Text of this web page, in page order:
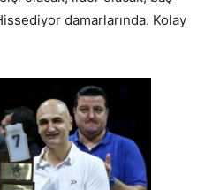
damarlarında. Kolay